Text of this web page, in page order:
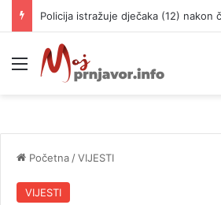
Meni
Početna /VIJESTI
VIJESTI